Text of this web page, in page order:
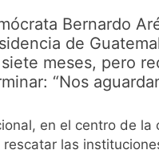
Bernardo
de
meses, pero
“Nos
en el centro de
las